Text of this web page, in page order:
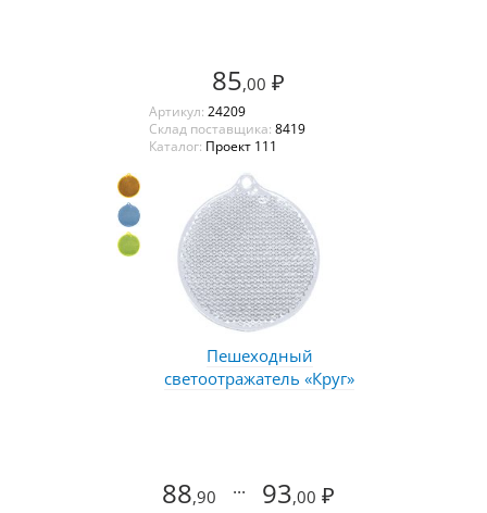
85,00 ₽
Артикул: 24209
Склад поставщика: 8419
Каталог: Проект 111
Пешеходный
светоотражатель «Круг»
88,90 ... 93,00 ₽